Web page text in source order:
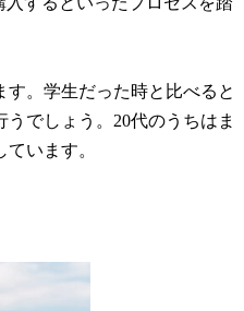
。学生だった時と比べると
でしょう。20代のうちはま
います。